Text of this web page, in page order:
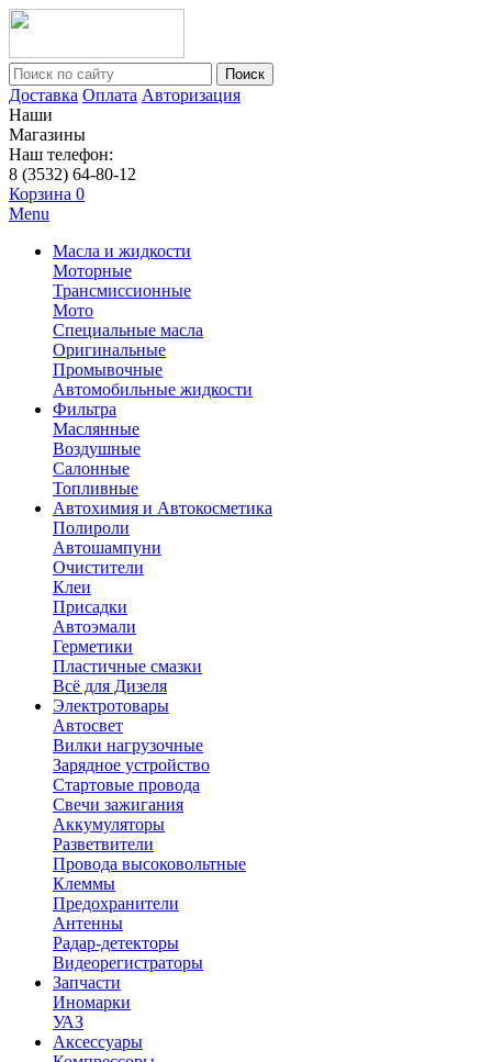
Поиск
Доставка Оплата Авторизация
Наши
Магазины
Наш телефон:
8 (3532) 64-80-12
Корзина 0
Menu
Масла и жидкости
Моторные
Трансмиссионные
Мото
Специальные масла
Оригинальные
Промывочные
Автомобильные жидкости
Фильтра
Маслянные
Воздушные
Салонные
Топливные
Автохимия и Автокосметика
Полироли
Автошампуни
Очистители
Клеи
Присадки
Автоэмали
Герметики
Пластичные смазки
Всё для Дизеля
Электротовары
Автосвет
Вилки нагрузочные
Зарядное устройство
Стартовые провода
Свечи зажигания
Аккумуляторы
Разветвители
Провода высоковольтные
Клеммы
Предохранители
Антенны
Радар-детекторы
Видеорегистраторы
Запчасти
Иномарки
УАЗ
Аксесcуары